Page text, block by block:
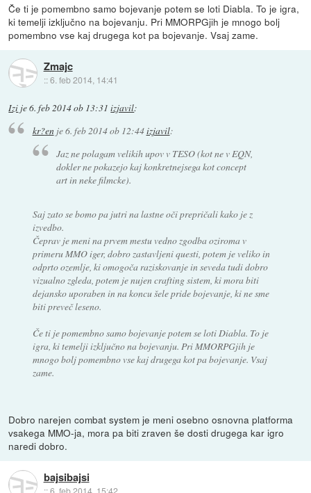
Če ti je pomembno samo bojevanje potem se loti Diabla. To je igra,
ki temelji izključno na bojevanju. Pri MMORPGjih je mnogo bolj
pomembno vse kaj drugega kot pa bojevanje. Vsaj zame.
Zmajc
::6. feb 2014, 14:41
Izi je6. feb 2014 ob 13:31 izjavil:
kr?enje6. feb 2014 ob 12:44izjavil:
Jaz ne polagam velikih upov v TESO (kot ne v EQN,
dokler ne pokazejo kaj konkretnejsega kot concept
art in neke filmcke).
Saj zato se bomo pa jutri na lastne oči prepričali kako je z
izvedbo.
Čeprav je meni na prvem mestu vedno zgodba oziroma v
primeru MMO iger, dobro zastavljeni questi, potem je veliko in
odprto ozemlje, ki omogoča raziskovanje in seveda tudi dobro
vizualno zgleda, potem je nujen crafting sistem, ki mora biti
dejansko uporaben in na koncu šele pride bojevanje, ki ne sme
biti preveč leseno.
Če ti je pomembno samo bojevanje potem se loti Diabla. To je
igra, ki temelji izključno na bojevanju. Pri MMORPGjih je
mnogo bolj pomembno vse kaj drugega kot pa bojevanje. Vsaj
zame.
Dobro narejen combat system je meni osebno osnovna platforma
vsakega MMO-ja, mora pa biti zraven še dosti drugega kar igro
naredi dobro.
bajsibajsi